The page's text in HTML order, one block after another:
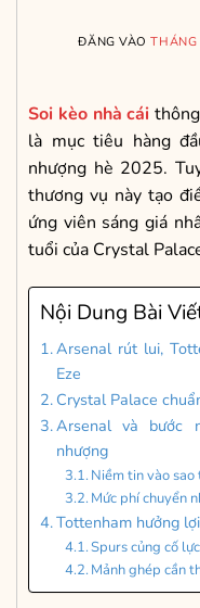
ĐĂNG VÀO
Soi kèo nhà cái
là mục tiêu hàng
nhượng hè 2025.
thương vụ này tạo
ứng viên sáng giá
tuổi của Crystal
Nội Dung Bài
Arsenal rút lui,
Eze
Crystal Palace
Arsenal và bước
nhượng
Niềm tin vào sao
Mức phí chuyển
Tottenham hưởng
Spurs củng cố
Mảnh ghép cần